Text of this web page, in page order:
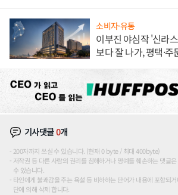
소비자·유통
이부진 야심작 '신라
보다 잘 나가, 평택·주
기사댓글0개
200자까지 쓰실 수 있습니다. (현재 0 byte / 최대 400byte)
저작권 등 다른 사람의 권리를 침해하거나 명예를 훼손하는 댓글
수 있습니다.
타인에게 불쾌감을 주는 욕설 등 비하하는 단어가 내용에 포함되
단에 의해 삭제 합니다.